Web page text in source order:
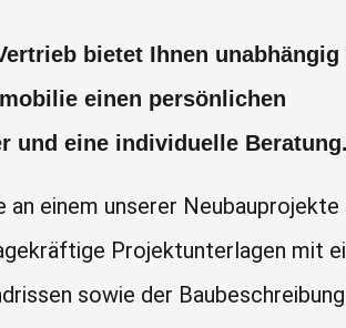
bietet Ihnen unabhängig
einen persönlichen
und eine individuelle Beratung.
an einem unserer Neubauprojekte
Projektunterlagen mit
sowie der